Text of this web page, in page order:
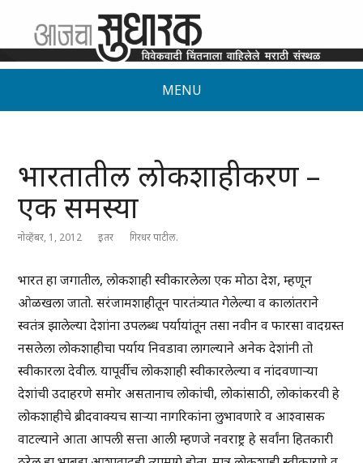
MENU
भारतातील लोकशाहीकरण –
एक समस्या
नोव्हेंबर, 1, 2012 इतर गिरधर पाटील.
भारत हा जगातील, लोकशाही स्वीकारलेला एक मोठा देश, म्हणून
ओळखला जातो. सरंजामशाहीतून पारतंत्र्यात गेलेल्या व कालांतराने
स्वतंत्र झालेल्या देशांना उपलब्ध पर्यायांतून तसा नवीन व फारसा वादग्रस्त
नसलेला लोकशाहीचा पर्याय निवडावा लागल्याने अनेक देशांनी तो
स्वीकारला देवील. यापूर्वीच लोकशाही स्वीकारलेल्या व नांदवणाऱ्या
देशांची उदाहरणे समोर असतानाच लोकांची, लोकांसाठी, लोकांकरवी हे
लोकशाहीचे ब्रीदवाक्यच साऱ्या नागरिकांना लुभावणारे व आश्वासक
वाटल्याने आता आपली सत्ता आली म्हणजे नवराष्ट्र हे सर्वांना हितकारी